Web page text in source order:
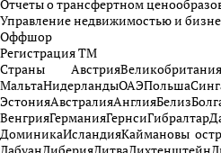
Отчеты о трансфертном
Управление недвижимостью и
Оффшор
Регистрация ТМ
Страны АвстрияВеликобритания
МальтаНидерландыОАЭПольша
ЭстонияАвстралияАнглияБелиз
ВенгрияГерманияГернсиГибралтар
ДоминикаИсландияКаймановы